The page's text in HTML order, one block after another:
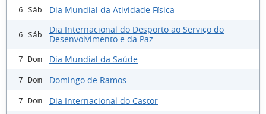
6 Sáb Dia Mundial da Atividade Física
6 Sáb
Dia Internacional do Desporto ao Serviço do
Desenvolvimento e da Paz
7 Dom Dia Mundial da Saúde
7 Dom Domingo de Ramos
7 Dom Dia Internacional do Castor